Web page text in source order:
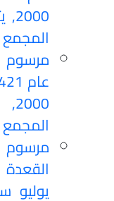
المجمع
المجمع